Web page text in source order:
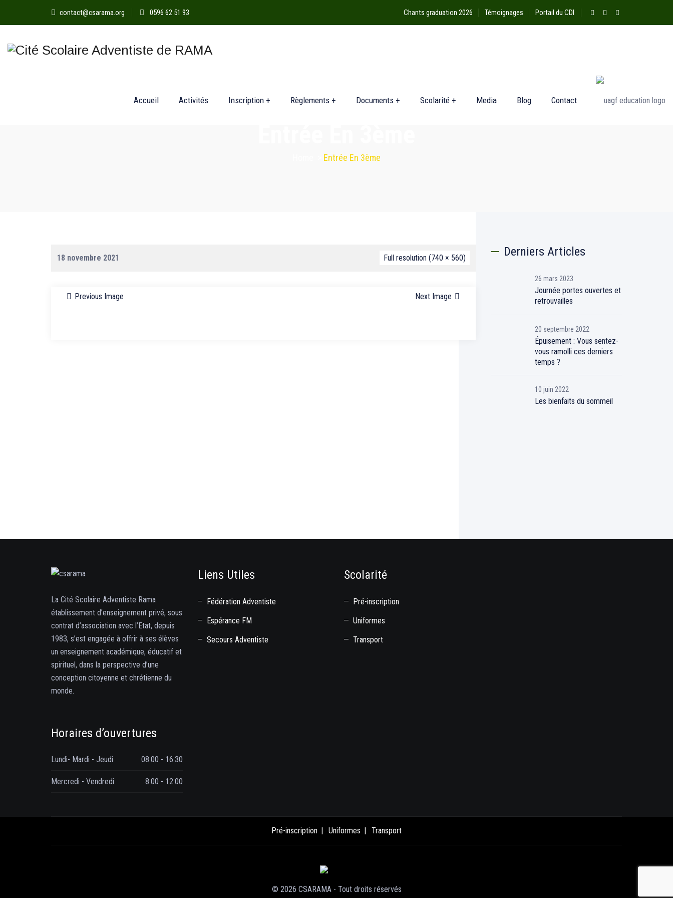
contact@csarama.org 0596 62 51 93 Chants graduation 2026 Témoignages Portail du CDI
Accueil Activités Inscription + Règlements + Documents + Scolarité + Media Blog Contact
Entrée En 3ème
18 novembre 2021 Full resolution (740 × 560)
Previous Image Next Image
Derniers Articles
26 mars 2023
Journée portes ouvertes et
retrouvailles
20 septembre 2022
Épuisement : Vous sentez-
vous ramolli ces derniers
temps ?
10 juin 2022
Les bienfaits du sommeil
La Cité Scolaire Adventiste Rama
établissement d’enseignement privé, sous
contrat d’association avec l’Etat, depuis
1983, s’est engagée à offrir à ses élèves
un enseignement académique, éducatif et
spirituel, dans la perspective d’une
conception citoyenne et chrétienne du
monde.
Horaires d’ouvertures
Lundi- Mardi - Jeudi 08.00 - 16.30
Mercredi - Vendredi 8.00 - 12.00
Liens Utiles
Fédération Adventiste
Espérance FM
Secours Adventiste
Scolarité
Pré-inscription
Uniformes
Transport
Pré-inscription Uniformes Transport
© 2026 CSARAMA - Tout droits réservés